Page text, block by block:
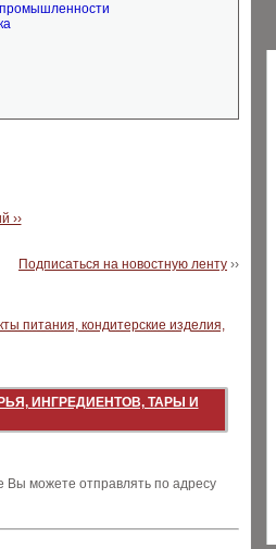
промышленности
››
Подписаться на новостную ленту ››
ИНГРЕДИЕНТОВ, ТАРЫ И
можете отправлять по адресу